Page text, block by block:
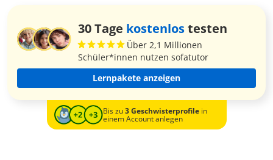
30 Tage kostenlostesten
Über 2,1 Millionen
Schüler*innen nutzen sofatutor
Lernpakete anzeigen
Bis zu3 Geschwisterprofilein
einem Account anlegen